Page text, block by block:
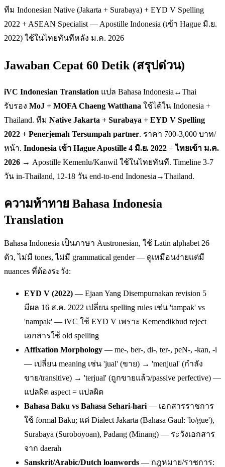
ทีม Indonesian Native (Jakarta + Surabaya) + EYD V Spelling
2022 + ASEAN Specialist — Apostille Indonesia (เข้า Hague มิ.ย.
2022) ใช้ในไทยทันทีหลัง ม.ค. 2026
Jawaban Cepat 60 Detik (สรุปด่วน)
iVC Indonesian Translation แปล Bahasa Indonesia↔Thai
รับรอง MoJ + MOFA Chaeng Watthana ใช้ได้ใน Indonesia +
Thailand. ทีม Native Jakarta + Surabaya + EYD V Spelling
2022 + Penerjemah Tersumpah partner. ราคา 700-3,000 บาท/
หน้า. Indonesia เข้า Hague Apostille 4 มิ.ย. 2022 +ไทยเข้า ม.ค.
2026 → Apostille Kemenlu/Kanwil ใช้ในไทยทันที. Timeline 3-7
วัน in-Thailand, 12-18 วัน end-to-end Indonesia→Thailand.
ความท้าทาย Bahasa Indonesia
Translation
Bahasa Indonesia เป็นภาษา Austronesian, ใช้ Latin alphabet 26
ตัว, ไม่มี tones, ไม่มี grammatical gender — ดูเหมือนง่ายแต่มี
nuances ที่ต้องระวัง:
EYD V (2022) — Ejaan Yang Disempurnakan revision 5
มีผล 16 ส.ค. 2022 เปลี่ยน spelling rules เช่น 'tampak' vs
'nampak' — iVC ใช้ EYD V เพราะ Kemendikbud reject
เอกสารใช้ old spelling
Affixation Morphology — me-, ber-, di-, ter-, peN-, -kan, -i
— เปลี่ยน meaning เช่น 'jual' (ขาย) → 'menjual' (กำลัง
ขาย/transitive) → 'terjual' (ถูกขายแล้ว/passive perfective) —
แปลผิด aspect = แปลผิด
Bahasa Baku vs Bahasa Sehari-hari— เอกสารราชการ
ใช้ formal Baku; แต่ Dialect Jakarta (Bahasa Gaul: 'lo/gue'),
Surabaya (Suroboyoan), Padang (Minang) — ระวังเอกสาร
จาก daerah
Sanskrit/Arabic/Dutch loanwords — กฎหมาย/ราชการ: